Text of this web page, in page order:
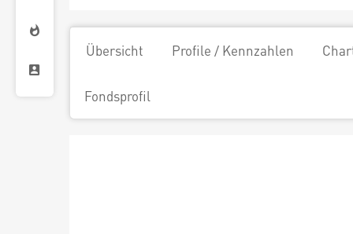
Übersicht Profile / Kennzahlen
Fondsprofil